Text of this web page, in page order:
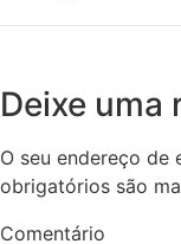
Deixe uma
O seu endereço de
obrigatórios são
Comentário